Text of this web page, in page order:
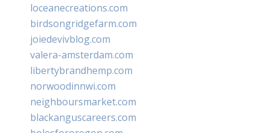
loceanecreations.com
birdsongridgefarm.com
joiedevivblog.com
valera-amsterdam.com
libertybrandhemp.com
norwoodinnwi.com
neighboursmarket.com
blackanguscareers.com